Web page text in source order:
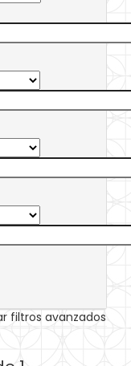
filtros avanzados